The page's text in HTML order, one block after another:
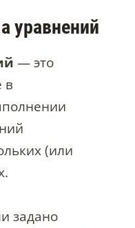
уравнений
— это
в
(или
задано